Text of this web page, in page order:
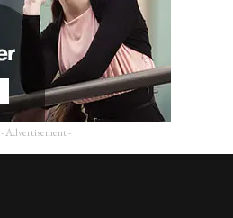
- Advertisement -